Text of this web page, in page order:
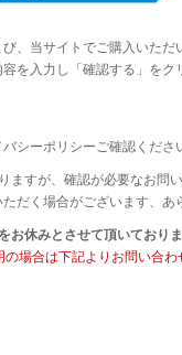
、当サイトでご購入いただ
を入力し「確認する」をク
バシーポリシーご確認くださ
すが、確認が必要なお問い
だく場合がございます、あ
休みとさせて頂いており
場合は下記よりお問い合わ